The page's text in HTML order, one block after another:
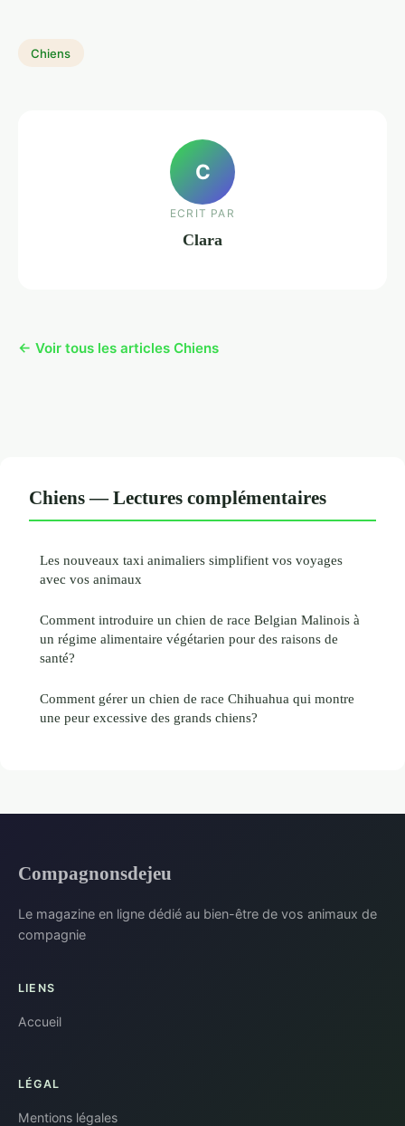
Chiens
C
ECRIT PAR
Clara
← Voir tous les articles Chiens
Chiens — Lectures complémentaires
Les nouveaux taxi animaliers simplifient vos voyages
avec vos animaux
Comment introduire un chien de race Belgian Malinois à
un régime alimentaire végétarien pour des raisons de
santé?
Comment gérer un chien de race Chihuahua qui montre
une peur excessive des grands chiens?
Compagnonsdejeu
Le magazine en ligne dédié au bien-être de vos animaux de
compagnie
LIENS
Accueil
LÉGAL
Mentions légales